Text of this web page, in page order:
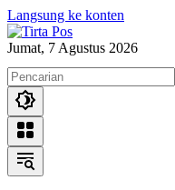
Langsung ke konten
Jumat, 7 Agustus 2026